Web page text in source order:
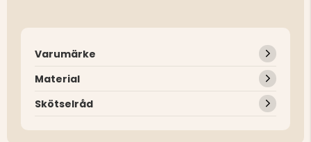
Varumärke
Material
Skötselråd